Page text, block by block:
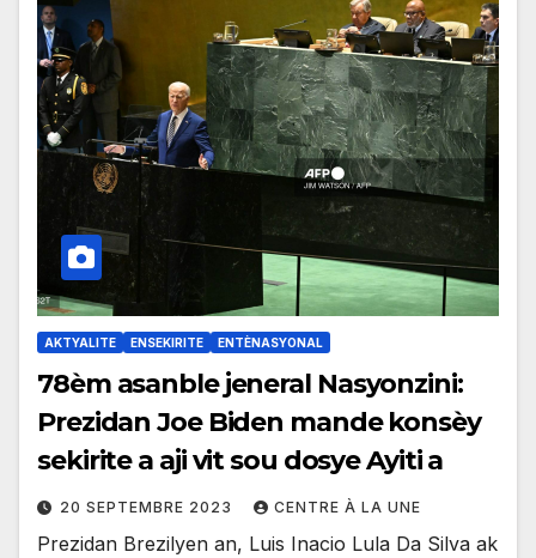
AKTYALITE ENSEKIRITE ENTÈNASYONAL
78èm asanble jeneral Nasyonzini:
Prezidan Joe Biden mande konsèy
sekirite a aji vit sou dosye Ayiti a
20 SEPTEMBRE 2023 CENTRE À LA UNE
Prezidan Brezilyen an, Luis Inacio Lula Da Silva ak